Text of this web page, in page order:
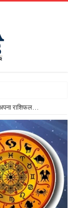
राशिफल…